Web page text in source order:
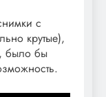
с
крутые),
было бы